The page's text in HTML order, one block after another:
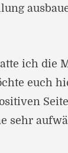
ich die
euch
sehr